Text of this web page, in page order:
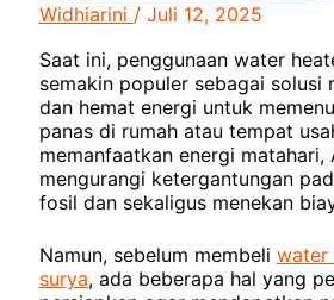
Widhiarini / Juli 12, 2025
Saat ini, penggunaan water
semakin populer sebagai solusi
dan hemat energi untuk
panas di rumah atau tempat
memanfaatkan energi matahari,
mengurangi ketergantungan
fosil dan sekaligus menekan
Namun, sebelum membeli water
surya, ada beberapa hal yang
s